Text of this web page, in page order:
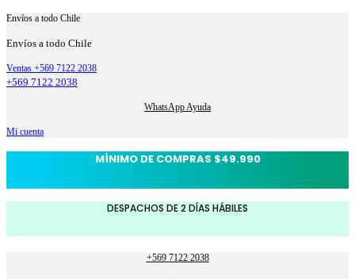
Envíos a todo Chile
Envíos a todo Chile
Ventas +569 7122 2038
+569 7122 2038
WhatsApp Ayuda
Mi cuenta
MÍNIMO DE COMPRAS $49.990
DESPACHOS DE 2 DÍAS HÁBILES
+569 7122 2038